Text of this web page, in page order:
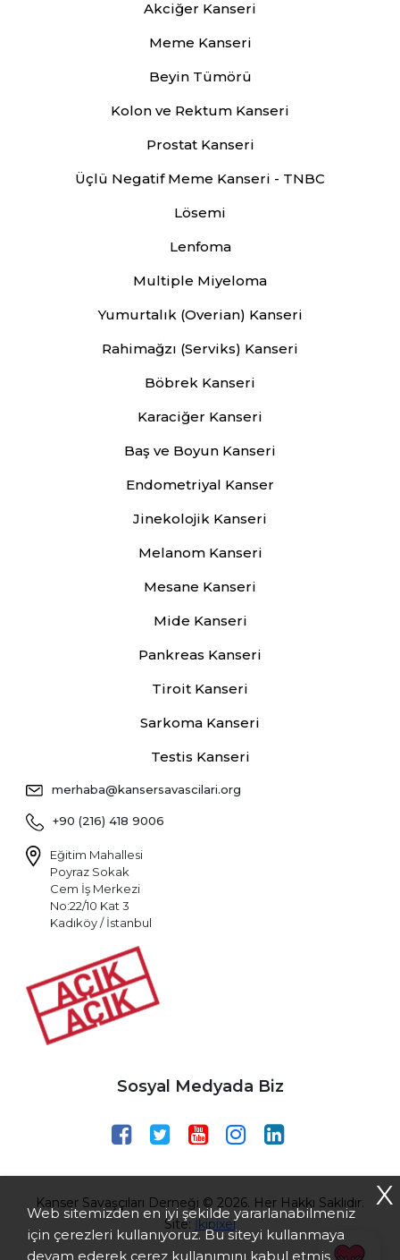
Akciğer Kanseri
Meme Kanseri
Beyin Tümörü
Kolon ve Rektum Kanseri
Prostat Kanseri
Üçlü Negatif Meme Kanseri - TNBC
Lösemi
Lenfoma
Multiple Miyeloma
Yumurtalık (Overian) Kanseri
Rahimağzı (Serviks) Kanseri
Böbrek Kanseri
Karaciğer Kanseri
Baş ve Boyun Kanseri
Endometriyal Kanser
Jinekolojik Kanseri
Melanom Kanseri
Mesane Kanseri
Mide Kanseri
Pankreas Kanseri
Tiroit Kanseri
Sarkoma Kanseri
Testis Kanseri
merhaba@kansersavascilari.org
+90 (216) 418 9006
Eğitim Mahallesi
Poyraz Sokak
Cem İş Merkezi
No:22/10 Kat 3
Kadıköy / İstanbul
Sosyal Medyada Biz
Kanser Savaşçıları Derneği © 2026. Her Hakkı Saklıdır.
Site: İkipixel
Web sitemizden en iyi şekilde yararlanabilmeniz
için çerezleri kullanıyoruz. Bu siteyi kullanmaya
devam ederek çerez kullanımını kabul etmiş
X